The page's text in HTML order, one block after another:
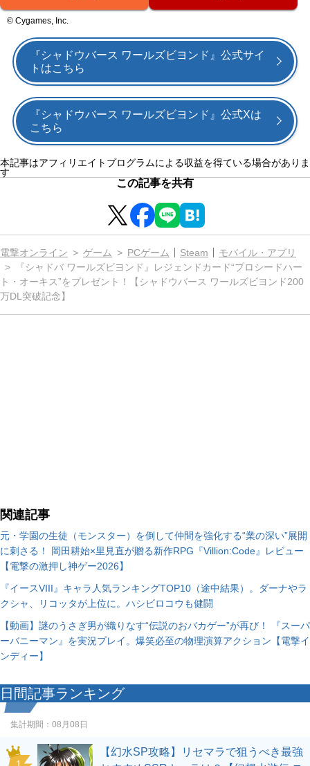
© Cygames, Inc.
『シャドウバース ワールズビヨンド』公式サイ
トはこちら
『シャドウバース ワールズビヨンド』公式Xは
こちら
本記事はアフィリエイトプログラムによる収益を得ている場合がありま
す
この記事を共有
電撃オンライン ゲーム PCゲーム Steam
モバイル・アプリ
『シャドバ ワールズビヨンド』レジェンドカード“プロシードハー
ト・オーキス”をプレゼント！【シャドウバース ワールズビヨンド200
万DL突破記念】
関連記事
元・学園の生徒（モンスター）を倒して仲間を強化する“業の深い”展開
に刺さる！ 岡田耕始×里見直が贈る新作RPG『Villion:Code』レビュー
【電撃の激押し神ゲー2026】
『イースVIII』キャラ人気ランキングTOP10（途中結果）。ダーナやラ
クシャ、リコッタが上位に。ハシビロコウも健闘
【動画】謎のうさぎ男が織りなす“伝説のおバカゲー”が再び！ 『スーパ
ーバニーマン』を実況プレイ。爆笑必至の物理演算アクション【電撃イ
ンディー】
日間記事ランキング
集計期間： 08月08日
【幻水SP攻略】リセマラで狙うべき最強